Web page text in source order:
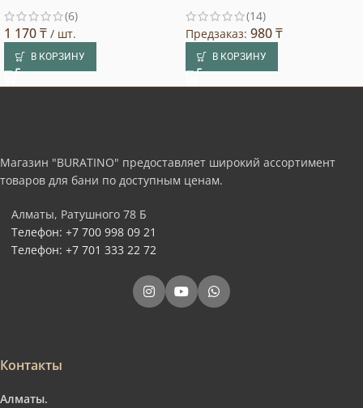
(6)
1 170₸ / шт.
В КОРЗИНУ
(14)
Предзаказ: 980₸
В КОРЗИНУ
Магазин "BURATINO" предоставляет широкий ассортимент
товаров для бани по доступным ценам.
Алматы, Ратушного 78 Б
Телефон: +7 700 998 09 21
Телефон: +7 701 333 22 72
Контакты
Алматы.